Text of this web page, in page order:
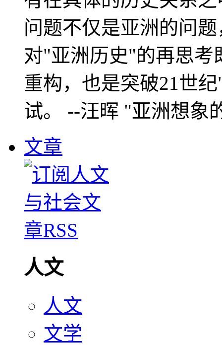
问题不仅是亚洲的问
对"亚洲历史"的再思考
重构，也是突破21世
试。 --汪晖 "亚洲想象
文章
人文
人文
文学